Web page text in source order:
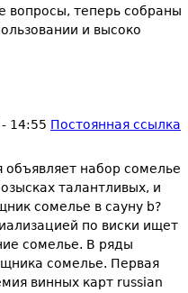
вопросы, теперь собраны
и высоко
14:55 Постоянная ссылка
объявляет набор сомелье
талантливых, и
сомелье в сауну b?
по виски ищет
сомелье. В ряды
сомелье. Первая
винных карт russian